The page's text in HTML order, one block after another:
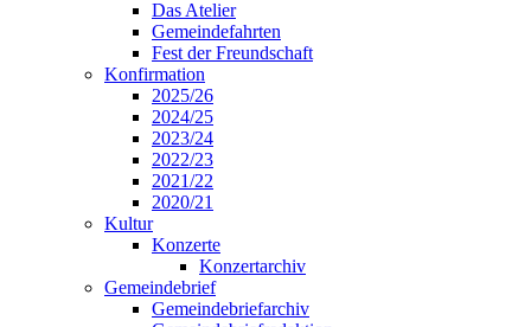
Das Atelier
Gemeindefahrten
Fest der Freundschaft
Konfirmation
2025/26
2024/25
2023/24
2022/23
2021/22
2020/21
Kultur
Konzerte
Konzertarchiv
Gemeindebrief
Gemeindebriefarchiv